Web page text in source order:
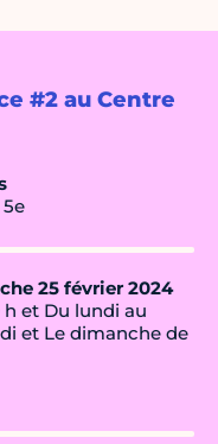
#2 au Centre
25 février 2024
h et Du lundi au
et Le dimanche de